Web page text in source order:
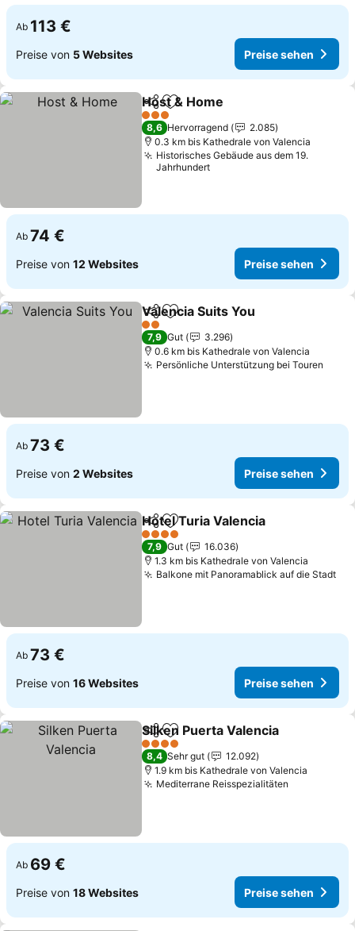
Ab 113 €
Preise von 5 Websites Preise sehen
TeilenZu Favoriten hinzufügen
Host & Home
3 Sterne
8,6 Hervorragend
2.085
0.3 km bis Kathedrale von Valencia
Historisches Gebäude aus dem 19.
Jahrhundert
Ab 74 €
Preise von 12 Websites Preise sehen
TeilenZu Favoriten hinzufügen
Valencia Suits You
2 Sterne
7,9 Gut
3.296
0.6 km bis Kathedrale von Valencia
Persönliche Unterstützung bei Touren
Ab 73 €
Preise von 2 Websites Preise sehen
TeilenZu Favoriten hinzufügen
Hotel Turia Valencia
4 Sterne
7,9 Gut
16.036
1.3 km bis Kathedrale von Valencia
Balkone mit Panoramablick auf die Stadt
Ab 73 €
Preise von 16 Websites Preise sehen
TeilenZu Favoriten hinzufügen
Silken Puerta Valencia
4 Sterne
8,4 Sehr gut
12.092
1.9 km bis Kathedrale von Valencia
Mediterrane Reisspezialitäten
Ab 69 €
Preise von 18 Websites Preise sehen